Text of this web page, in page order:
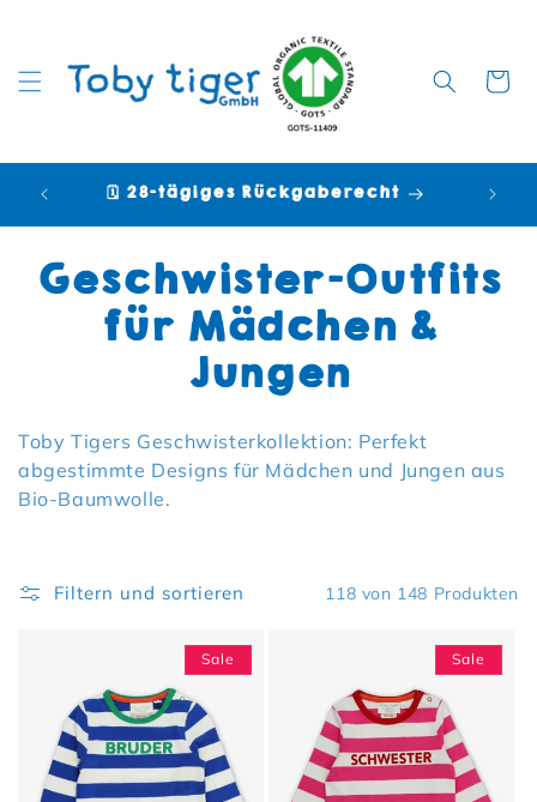
🗓️ 28-tägiges Rückgaberecht
Kategorie:
Geschwister-Outfits
für Mädchen &
Jungen
Toby Tigers Geschwisterkollektion: Perfekt
abgestimmte Designs für Mädchen und Jungen aus
Bio-Baumwolle.
Filtern und sortieren 118 von 148 Produkten
Sale Sale